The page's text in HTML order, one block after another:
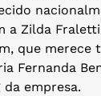
a Zilda
que merece
Fernanda
empresa.